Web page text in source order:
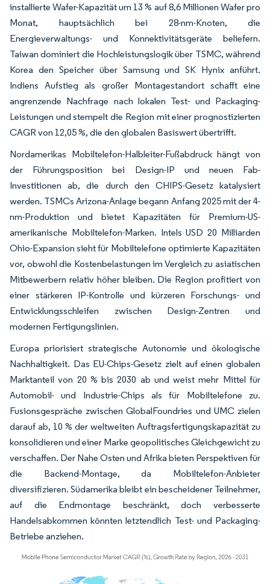
installierte Wafer-Kapazität um 13 % auf 8,6 Millionen Wafer pro
Monat, hauptsächlich bei 28-nm-Knoten, die
Energieverwaltungs- und Konnektivitätsgeräte beliefern.
Taiwan dominiert die Hochleistungslogik über TSMC, während
Korea den Speicher über Samsung und SK Hynix anführt.
Indiens Aufstieg als großer Montagestandort schafft eine
angrenzende Nachfrage nach lokalen Test- und Packaging-
Leistungen und stempelt die Region mit einer prognostizierten
CAGR von 12,05 %, die den globalen Basiswert übertrifft.
Nordamerikas Mobiltelefon-Halbleiter-Fußabdruck hängt von
der Führungsposition bei Design-IP und neuen Fab-
Investitionen ab, die durch den CHIPS-Gesetz katalysiert
werden. TSMCs Arizona-Anlage begann Anfang 2025 mit der 4-
nm-Produktion und bietet Kapazitäten für Premium-US-
amerikanische Mobiltelefon-Marken. Intels USD 20 Milliarden
Ohio-Expansion sieht für Mobiltelefone optimierte Kapazitäten
vor, obwohl die Kostenbelastungen im Vergleich zu asiatischen
Mitbewerbern relativ höher bleiben. Die Region profitiert von
einer stärkeren IP-Kontrolle und kürzeren Forschungs- und
Entwicklungsschleifen zwischen Design-Zentren und
modernen Fertigungslinien.
Europa priorisiert strategische Autonomie und ökologische
Nachhaltigkeit. Das EU-Chips-Gesetz zielt auf einen globalen
Marktanteil von 20 % bis 2030 ab und weist mehr Mittel für
Automobil- und Industrie-Chips als für Mobiltelefone zu.
Fusionsgespräche zwischen GlobalFoundries und UMC zielen
darauf ab, 10 % der weltweiten Auftragsfertigungskapazität zu
konsolidieren und einer Marke geopolitisches Gleichgewicht zu
verschaffen. Der Nahe Osten und Afrika bieten Perspektiven für
die Backend-Montage, da Mobiltelefon-Anbieter
diversifizieren. Südamerika bleibt ein bescheidener Teilnehmer,
auf die Endmontage beschränkt, doch verbesserte
Handelsabkommen könnten letztendlich Test- und Packaging-
Betriebe anziehen.